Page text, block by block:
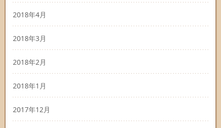
2018年4月
2018年3月
2018年2月
2018年1月
2017年12月